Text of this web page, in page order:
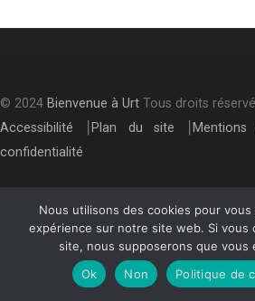
© 2024 Bienvenue à Urt Tous droits
Accessibilité
Plan du site Mentions
confidentialité
Nous utilisons des cookies pour vous
expérience sur notre site web. Si vous
site, nous supposerons que vous
Ok
Non Politique de